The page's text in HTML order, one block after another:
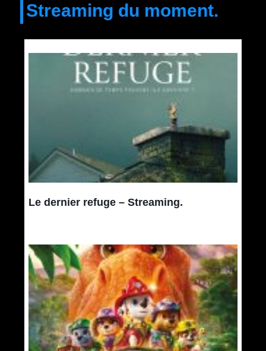
Streaming du moment.
Le dernier refuge – Streaming.